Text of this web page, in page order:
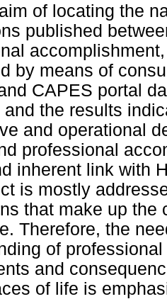
of locating the
published
by means of
CAPES portal
and the results
and operational
professional
inherent link with
is mostly
that make up the
Therefore, the
of
and
of life is